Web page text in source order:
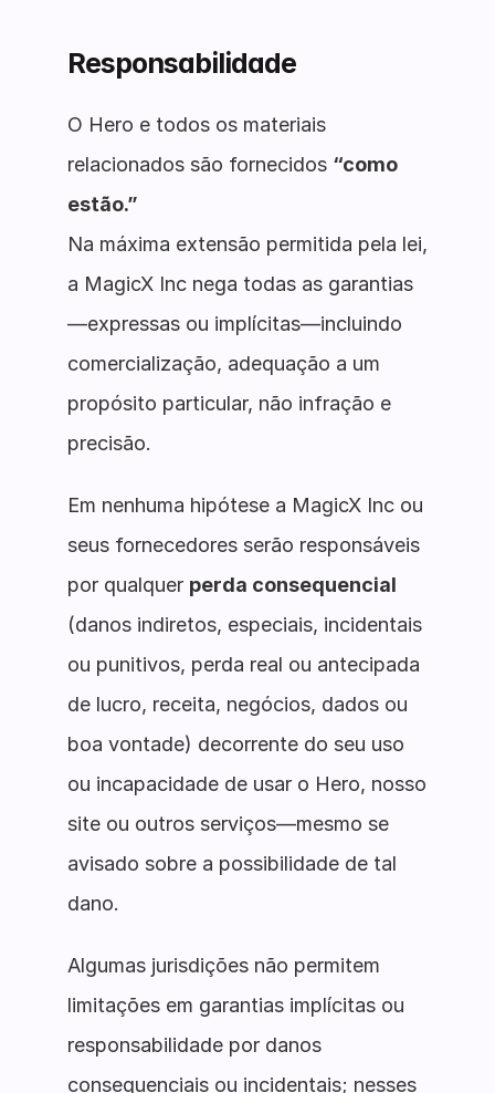
Responsabilidade
O Hero e todos os materiais
relacionados são fornecidos “como
estão.”
Na máxima extensão permitida pela lei,
a MagicX Inc nega todas as garantias
—expressas ou implícitas—incluindo
comercialização, adequação a um
propósito particular, não infração e
precisão.
Em nenhuma hipótese a MagicX Inc ou
seus fornecedores serão responsáveis
por qualquer perda consequencial
(danos indiretos, especiais, incidentais
ou punitivos, perda real ou antecipada
de lucro, receita, negócios, dados ou
boa vontade) decorrente do seu uso
ou incapacidade de usar o Hero, nosso
site ou outros serviços—mesmo se
avisado sobre a possibilidade de tal
dano.
Algumas jurisdições não permitem
limitações em garantias implícitas ou
responsabilidade por danos
consequenciais ou incidentais; nesses